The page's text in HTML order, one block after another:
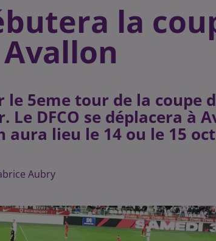
la
5eme tour de la coupe
Le DFCO se déplacera à
aura lieu le 14 ou le 15
Aubry